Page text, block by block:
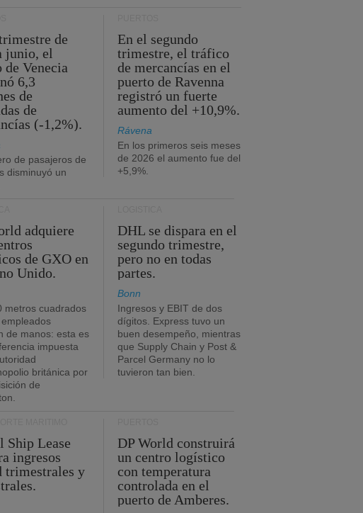
de
junio, el
de Venecia
6,3
de
de
(-1,2%).
de pasajeros de
disminuyó un
En el segundo
trimestre, el tráfico
de mercancías en el
puerto de Ravenna
registró un fuerte
aumento del +10,9%.
Rávena
En los primeros seis meses
de 2026 el aumento fue del
+5,9%.
adquiere
de GXO en
Unido.
metros cuadrados
de manos: esta es
impuesta
británica por
de
DHL se dispara en el
segundo trimestre,
pero no en todas
partes.
Bonn
Ingresos y EBIT de dos
dígitos. Express tuvo un
buen desempeño, mientras
que Supply Chain y Post &
Parcel Germany no lo
tuvieron tan bien.
Ship Lease
ingresos
trimestrales y
DP World construirá
un centro logístico
con temperatura
controlada en el
puerto de Amberes.